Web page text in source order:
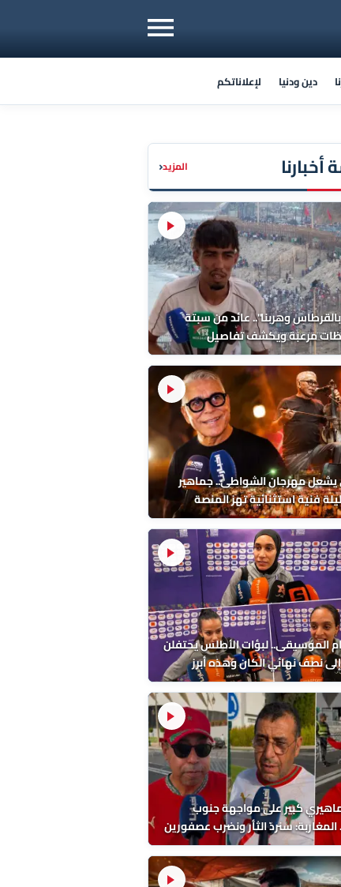
دين ودنيا لإعلاناتكم
المزيد‹
وهربنا".. عائد من سبتة
مرعبة ويكشف تفاصيل
الصادمة
يشعل مهرجان الشواطئ.. جماهير
فنية استثنائية تهز المنصة
الموسيقى.. لبؤات الأطلس يحتفلن
نصف نهائي الكان وهذه أبرز
كبير على مواجهة جنوب
المغاربة: سنردّ الثأر ونضرب عصفورين